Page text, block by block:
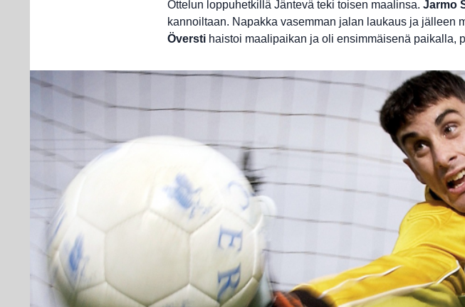
Ottelun loppuhetkillä Jäntevä teki toisen maalinsa. Jarmo
kannoiltaan. Napakka vasemman jalan laukaus ja jälleen
Översti haistoi maalipaikan ja oli ensimmäisenä paikalla,